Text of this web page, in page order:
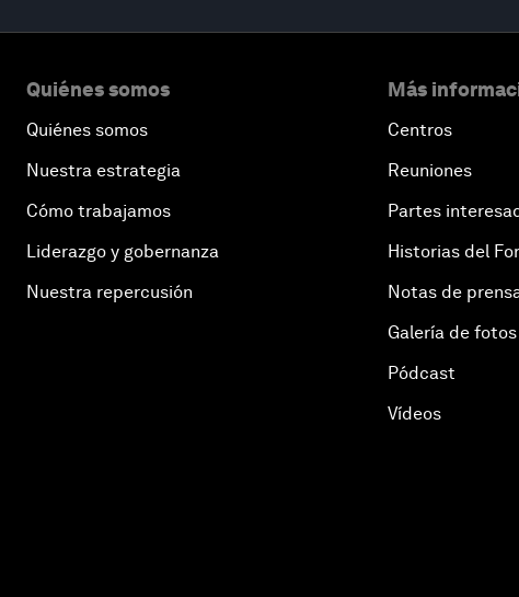
Quiénes somos
Quiénes somos
Nuestra estrategia
Cómo trabajamos
Liderazgo y gobernanza
Nuestra repercusión
Más
Centros
Reuniones
Partes
Historias del
Notas de
Galería de fotos
Pódcast
Vídeos